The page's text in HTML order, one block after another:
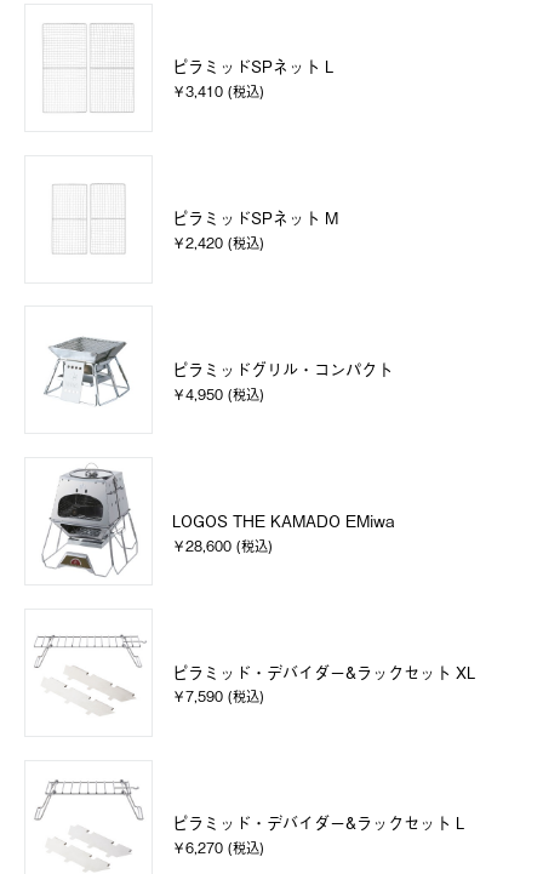
ピラミッドSPネット L
￥3,410 (税込)
ピラミッドSPネット M
￥2,420 (税込)
ピラミッドグリル・コンパクト
￥4,950 (税込)
LOGOS THE KAMADO EMiwa
￥28,600 (税込)
ピラミッド・デバイダー&ラックセット XL
￥7,590 (税込)
ピラミッド・デバイダー&ラックセット L
￥6,270 (税込)